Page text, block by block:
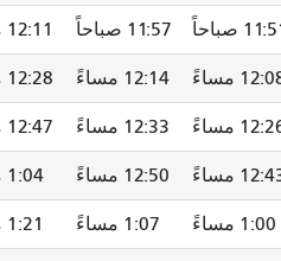
12:11 مساءً 12:19 مساءً
12:28 مساءً 12:36 مساءً
12:47 مساءً 12:55 مساءً
1:04 مساءً 1:12 مساءً
1:21 مساءً 1:29 مساءً